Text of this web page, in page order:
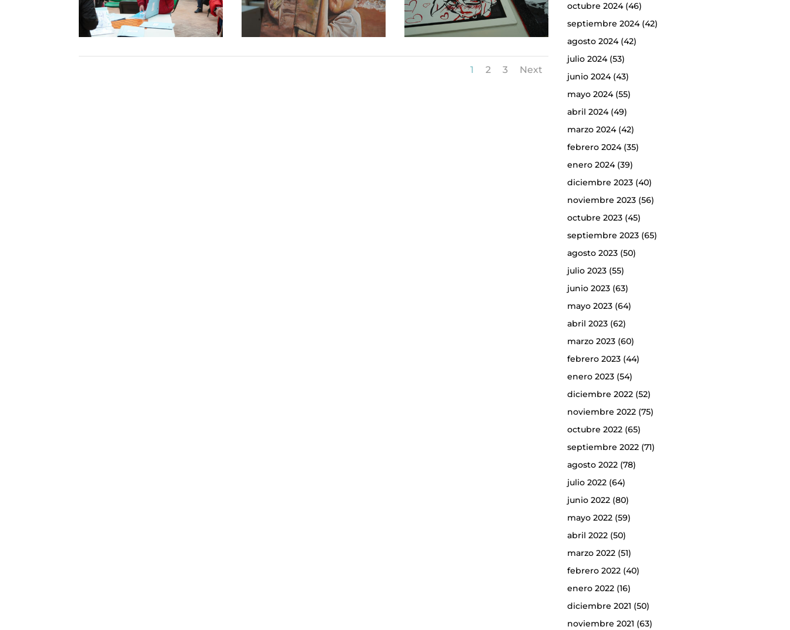
1 2 3 Next
octubre 2024(46)
septiembre 2024(42)
agosto 2024(42)
julio 2024(53)
junio 2024(43)
mayo 2024(55)
abril 2024(49)
marzo 2024(42)
febrero 2024(35)
enero 2024(39)
diciembre 2023(40)
noviembre 2023(56)
octubre 2023(45)
septiembre 2023(65)
agosto 2023(50)
julio 2023(55)
junio 2023(63)
mayo 2023(64)
abril 2023(62)
marzo 2023(60)
febrero 2023(44)
enero 2023(54)
diciembre 2022(52)
noviembre 2022(75)
octubre 2022(65)
septiembre 2022(71)
agosto 2022(78)
julio 2022(64)
junio 2022(80)
mayo 2022(59)
abril 2022(50)
marzo 2022(51)
febrero 2022(40)
enero 2022(16)
diciembre 2021 (50)
noviembre 2021 (63)